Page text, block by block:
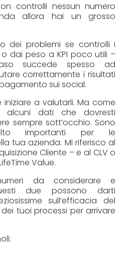
controlli nessun numero
allora hai un grosso
dei problemi se controlli i
dai peso a KPI poco utili –
succede spesso ad
correttamente i risultati
sui social.
a valutarli. Ma come
dati che dovresti
sempre sott’occhio. Sono
importanti per le
tua azienda. Mi riferisco al
Cliente – e al CLV o
Value.
da considerare e
due possono darti
sull’efficacia del
tuoi processi per arrivare